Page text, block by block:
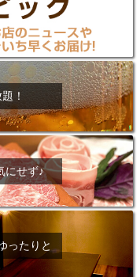
！
にせず♪
ったりと